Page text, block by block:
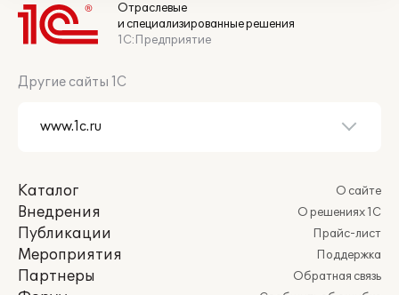
Отраслевые
и специализированные решения
1С:Предприятие
Другие сайты 1С
Каталог
Внедрения
Публикации
Мероприятия
Партнеры
О сайте
О решениях 1С
Прайс-лист
Поддержка
Обратная связь